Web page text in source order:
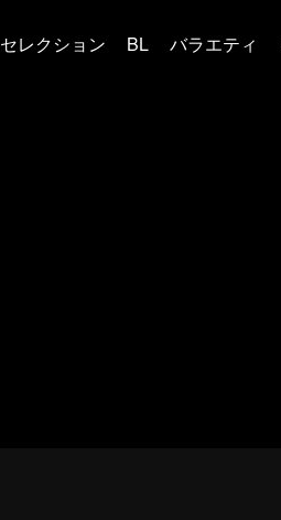
セレクション BL バラエティ